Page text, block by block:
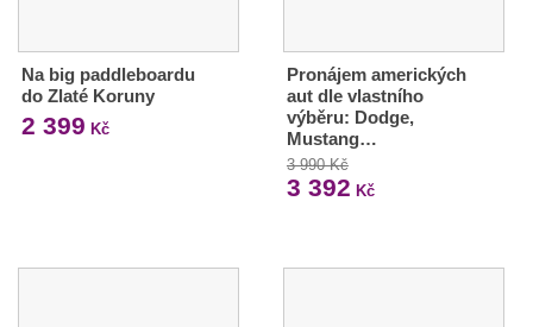
Na big paddleboardu
do Zlaté Koruny
2 399 Kč
Pronájem amerických
aut dle vlastního
výběru: Dodge,
Mustang…
3 990 Kč
3 392 Kč